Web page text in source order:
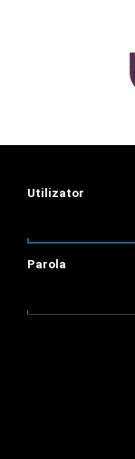
Utilizator
Parola